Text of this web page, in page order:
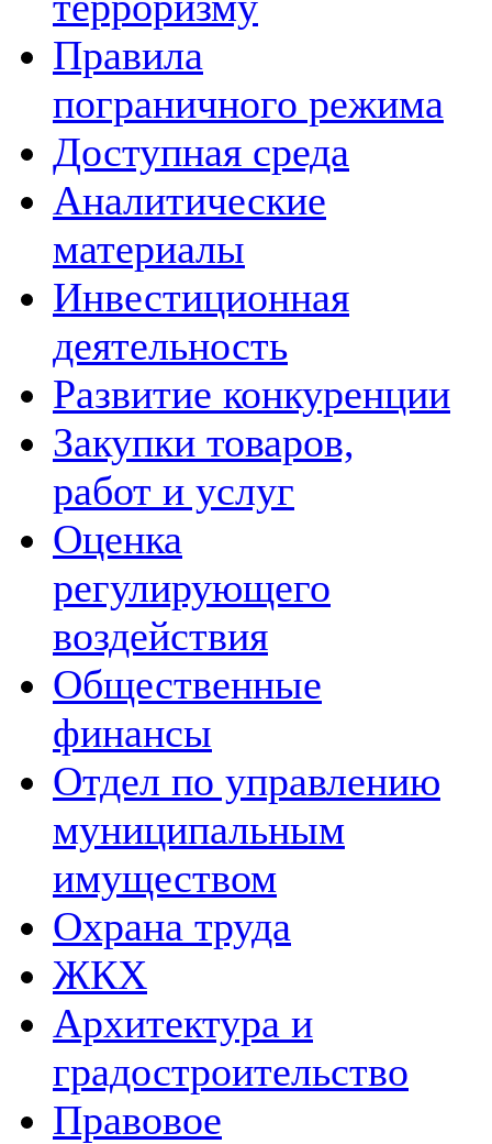
Правила
пограничного режима
Доступная среда
Аналитические
материалы
Инвестиционная
деятельность
Развитие конкуренции
Закупки товаров,
работ и услуг
Оценка
регулирующего
воздействия
Общественные
финансы
Отдел по управлению
муниципальным
имуществом
Охрана труда
ЖКХ
Архитектура и
градостроительство
Правовое